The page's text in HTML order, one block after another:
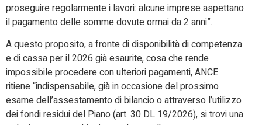
proseguire regolarmente i lavori: alcune imprese aspettano
il pagamento delle somme dovute ormai da 2 anni”.
A questo proposito, a fronte di disponibilità di competenza
e di cassa per il 2026 già esaurite, cosa che rende
impossibile procedere con ulteriori pagamenti, ANCE
ritiene “indispensabile, già in occasione del prossimo
esame dell’assestamento di bilancio o attraverso l’utilizzo
dei fondi residui del Piano (art. 30 DL 19/2026), si trovi una